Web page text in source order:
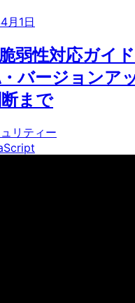
月1日
弱性対応ガイ
バージョンア
まで
リティー